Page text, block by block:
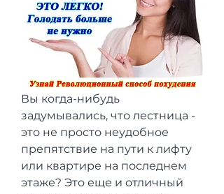
Вы когда-нибудь
задумывались, что лестница -
это не просто неудобное
препятствие на пути к лифту
или квартире на последнем
этаже? Это еще и отличный